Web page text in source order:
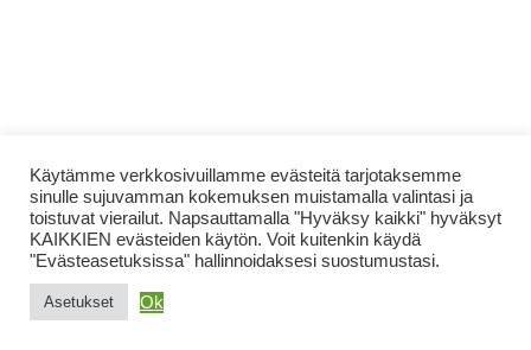
Käytämme verkkosivuillamme evästeitä tarjotaksemme
sinulle sujuvamman kokemuksen muistamalla valintasi ja
toistuvat vierailut. Napsauttamalla "Hyväksy kaikki" hyväksyt
KAIKKIEN evästeiden käytön. Voit kuitenkin käydä
"Evästeasetuksissa" hallinnoidaksesi suostumustasi.
Asetukset Ok